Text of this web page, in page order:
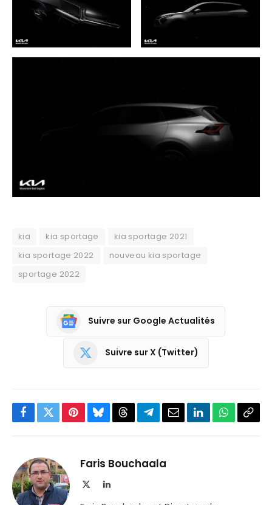
kia kia sportage
kia sportage 2021
kia sportage 2022
nouveau kia sportage
sportage 2022
Suivre sur Google Actualités
Suivre sur X (Twitter)
Facebook
TwitterPinterestBlueskyThreadsPartager
Telegram
EmailLinkedInWhatsApp
Faris Bouchaala
LinkedIn